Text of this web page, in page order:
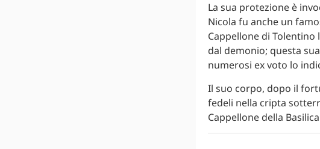
La sua protezione è
Nicola fu anche un
Cappellone di
dal demonio; questa
numerosi ex voto lo
Il suo corpo, dopo il
fedeli nella cripta
Cappellone della